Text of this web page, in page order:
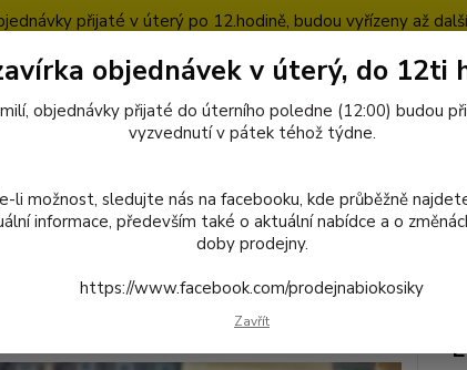
přijaté v úterý po 12.hodině, budou vyřízeny až
Blog
Hledat
016 Rajčatová šťáva 750 ml.
Rajčatová šťáva 750 ml.
objednávek v úterý, do 12ti
objednávky přijaté do úterního poledne (12:00) budou
vyzvednutí v pátek téhož týdne.
li možnost, sledujte nás na facebooku, kde průběžně
informace, především také o aktuální nabídce a o
doby prodejny.
https://www.facebook.com/prodejnabiokosiky
Zavřít